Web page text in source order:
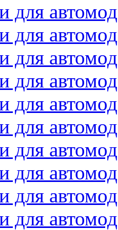
для
для
для
для
для
для
для
для
для
для